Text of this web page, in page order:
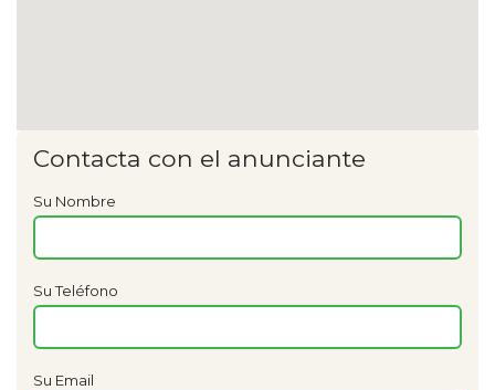
Contacta con el anunciante
Su Nombre
Su Teléfono
Su Email